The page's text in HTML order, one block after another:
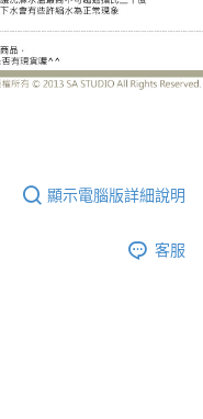
顯示電腦版詳細說明
客服